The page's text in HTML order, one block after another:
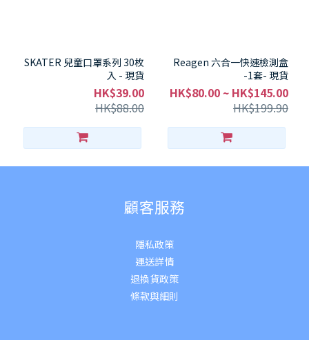
SKATER 兒童口罩系列 30枚
入 - 現貨
HK$39.00
HK$88.00
Reagen 六合一快速檢測盒
-1套- 現貨
HK$80.00 ~ HK$145.00
HK$199.90
顧客服務
隱私政策
運送詳情
退換貨政策
條款與細則